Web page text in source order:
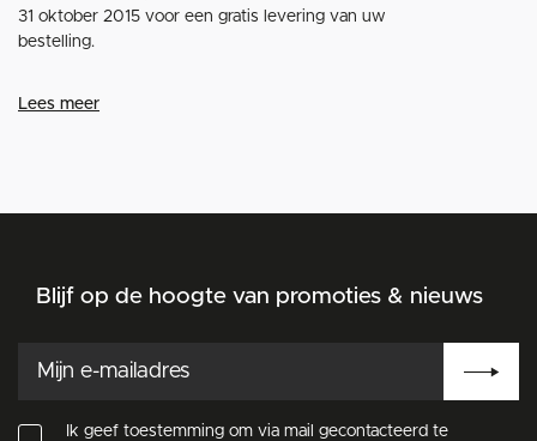
31 oktober 2015 voor een gratis levering van uw
bestelling.
Lees meer
Blijf op de hoogte van promoties & nieuws
Ik geef toestemming om via mail gecontacteerd te